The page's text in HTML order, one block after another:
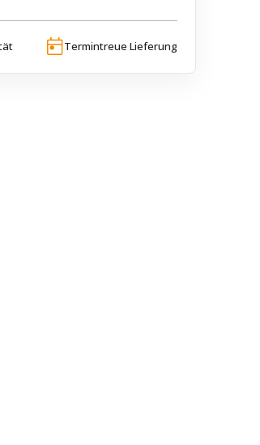
Termintreue Lieferung